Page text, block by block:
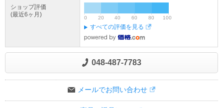
ショップ評価
(最近6ヶ月)
0 20 40 60 80 100
すべての評価を見る
048-487-7783
メールでお問い合わせ